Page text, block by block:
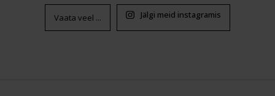
Vaata veel ... Jälgi meid instagramis